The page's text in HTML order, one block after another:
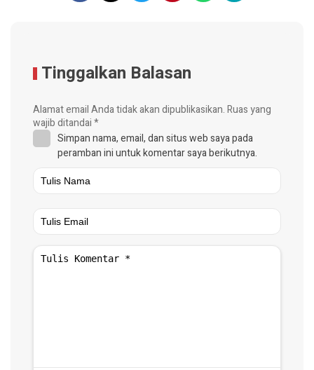
Tinggalkan Balasan
Alamat email Anda tidak akan dipublikasikan.Ruas yang
wajib ditandai*
Simpan nama, email, dan situs web saya pada
peramban ini untuk komentar saya berikutnya.